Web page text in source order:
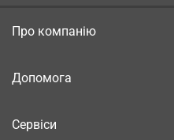
Про компанію
Допомога
Сервіси